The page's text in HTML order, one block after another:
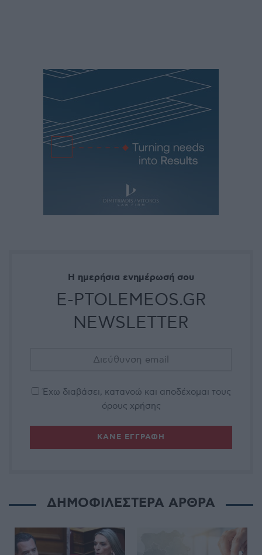
Η ημερήσια ενημέρωσή σου
E-PTOLEMEOS.GR
NEWSLETTER
Έχω διαβάσει, κατανοώ και αποδέχομαι τους
όρους χρήσης
ΔΗΜΟΦΙΛΕΣΤΕΡΑ ΑΡΘΡΑ